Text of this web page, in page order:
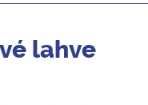
lahve